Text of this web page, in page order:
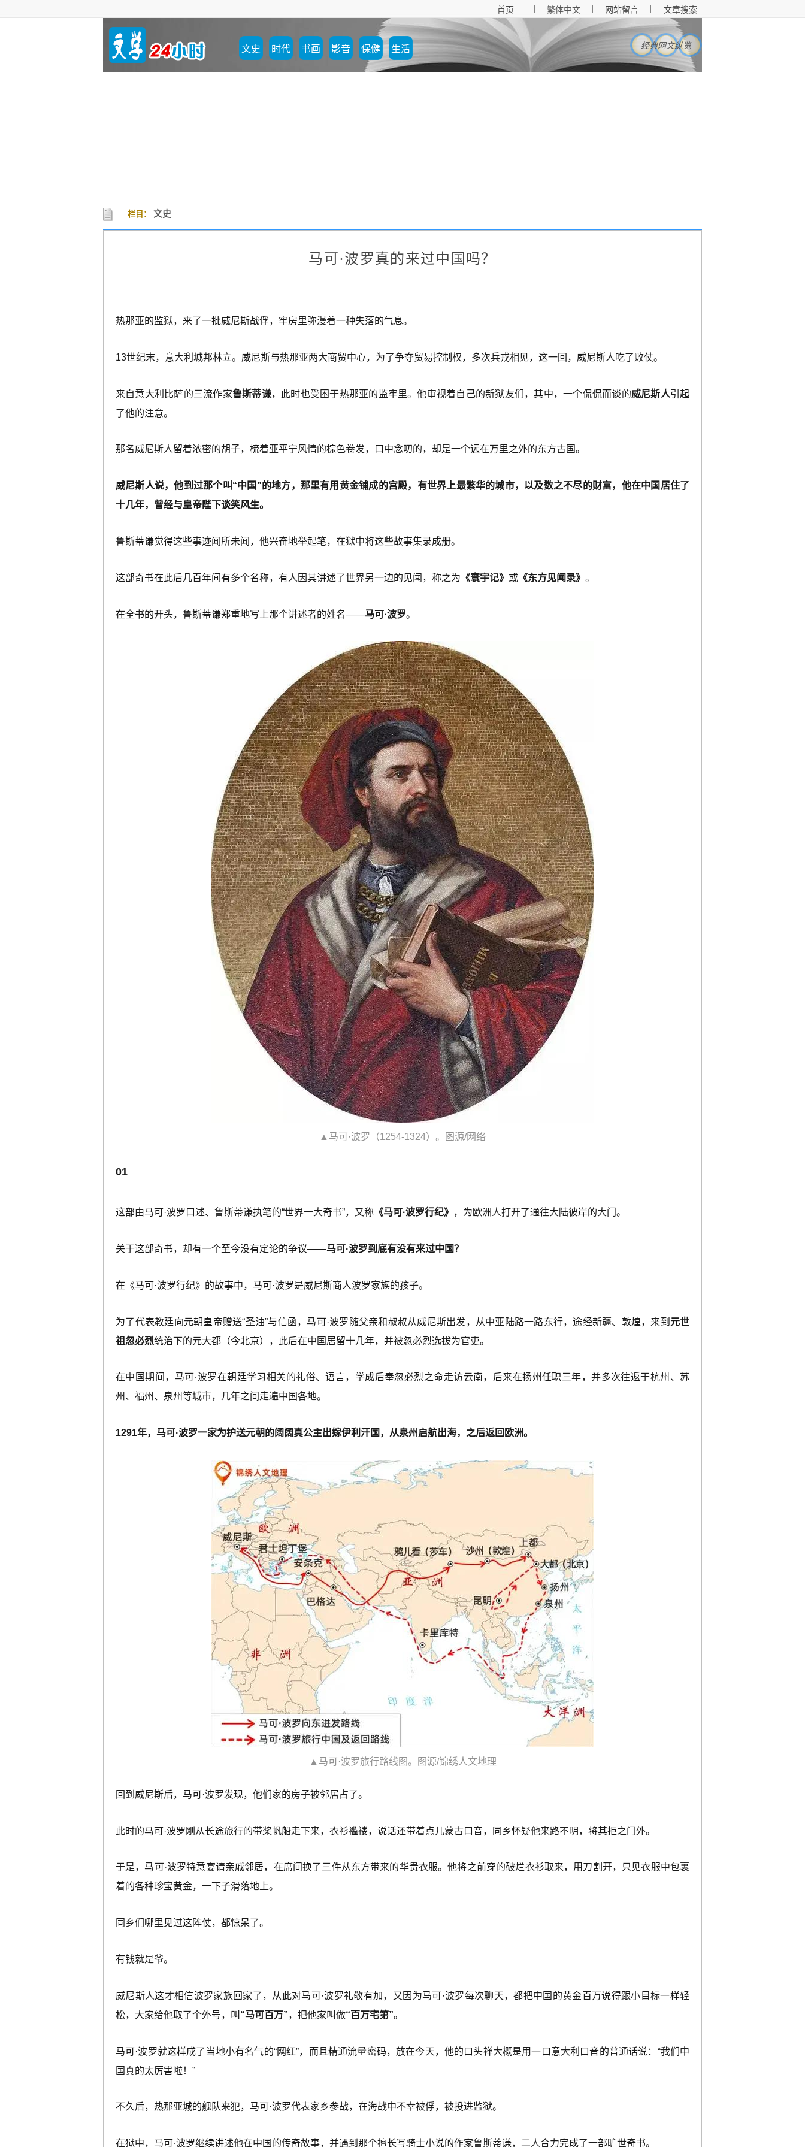
首页 繁体中文 网站留言 文章搜索
文史 时代 书画 影音 保健 生活 经典网文纵览
栏目： 文史
马可·波罗真的来过中国吗？
热那亚的监狱，来了一批威尼斯战俘，牢房里弥漫着一种失落的气息。
13世纪末，意大利城邦林立。威尼斯与热那亚两大商贸中心，为了争夺贸易控制权，多次兵戎相见，这一回，威尼斯人吃了败仗。
来自意大利比萨的三流作家鲁斯蒂谦，此时也受困于热那亚的监牢里。他审视着自己的新狱友们，其中，一个侃侃而谈的威尼斯人引起
了他的注意。
那名威尼斯人留着浓密的胡子，梳着亚平宁风情的棕色卷发，口中念叨的，却是一个远在万里之外的东方古国。
威尼斯人说，他到过那个叫“中国”的地方，那里有用黄金铺成的宫殿，有世界上最繁华的城市，以及数之不尽的财富，他在中国居住了
十几年，曾经与皇帝陛下谈笑风生。
鲁斯蒂谦觉得这些事迹闻所未闻，他兴奋地举起笔，在狱中将这些故事集录成册。
这部奇书在此后几百年间有多个名称，有人因其讲述了世界另一边的见闻，称之为 《寰宇记》 或 《东方见闻录》 。
在全书的开头，鲁斯蒂谦郑重地写上那个讲述者的姓名——马可·波罗。
▲马可·波罗（1254-1324）。图源/网络
01
这部由马可·波罗口述、鲁斯蒂谦执笔的“世界一大奇书”，又称 《马可·波罗行纪》 ，为欧洲人打开了通往大陆彼岸的大门。
关于这部奇书，却有一个至今没有定论的争议——马可·波罗到底有没有来过中国？
在《马可·波罗行纪》的故事中，马可·波罗是威尼斯商人波罗家族的孩子。
为了代表教廷向元朝皇帝赠送“圣油”与信函，马可·波罗随父亲和叔叔从威尼斯出发，从中亚陆路一路东行，途经新疆、敦煌，来到 元世
祖忽必烈统治下的元大都（今北京），此后在中国居留十几年，并被忽必烈选拔为官吏。
在中国期间，马可·波罗在朝廷学习相关的礼俗、语言，学成后奉忽必烈之命走访云南，后来在扬州任职三年，并多次往返于杭州、苏
州、福州、泉州等城市，几年之间走遍中国各地。
1291年，马可·波罗一家为护送元朝的阔阔真公主出嫁伊利汗国，从泉州启航出海，之后返回欧洲。
▲马可·波罗旅行路线图。图源/锦绣人文地理
回到威尼斯后，马可·波罗发现，他们家的房子被邻居占了。
此时的马可·波罗刚从长途旅行的带桨帆船走下来，衣衫褴褛，说话还带着点儿蒙古口音，同乡怀疑他来路不明，将其拒之门外。
于是，马可·波罗特意宴请亲戚邻居，在席间换了三件从东方带来的华贵衣服。他将之前穿的破烂衣衫取来，用刀割开，只见衣服中包裹
着的各种珍宝黄金，一下子滑落地上。
同乡们哪里见过这阵仗，都惊呆了。
有钱就是爷。
威尼斯人这才相信波罗家族回家了，从此对马可·波罗礼敬有加，又因为马可·波罗每次聊天，都把中国的黄金百万说得跟小目标一样轻
松，大家给他取了个外号，叫 “马可百万”，把他家叫做“百万宅第”。
马可·波罗就这样成了当地小有名气的“网红”，而且精通流量密码，放在今天，他的口头禅大概是用一口意大利口音的普通话说：“我们中
国真的太厉害啦！”
不久后，热那亚城的舰队来犯，马可·波罗代表家乡参战，在海战中不幸被俘，被投进监狱。
在狱中，马可·波罗继续讲述他在中国的传奇故事，并遇到那个擅长写骑士小说的作家鲁斯蒂谦，二人合力完成了一部旷世奇书。